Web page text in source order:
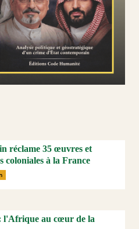
réclame 35 œuvres et
coloniales à la France
l'Afrique au cœur de la